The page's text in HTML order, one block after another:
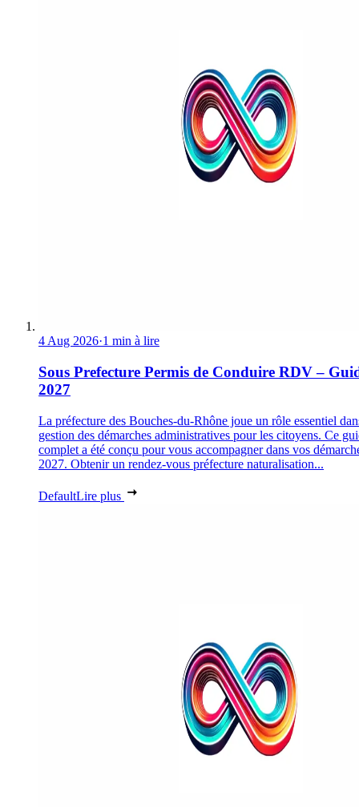
4 Aug 2026·1 min à lire
Sous Prefecture Permis de Conduire RDV –
2027
La préfecture des Bouches-du-Rhône joue un rôle essentiel
gestion des démarches administratives pour les citoyens. Ce
complet a été conçu pour vous accompagner dans vos
2027. Obtenir un rendez-vous préfecture naturalisation...
DefaultLire plus